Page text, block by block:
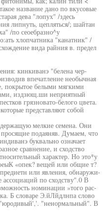
название дано по вкусовые
дева "лопух" /здесь
липнуть, цепляться/; шайтан
/по сеоебразно^у
хлопчатника "канатник" /
вида райния в. предел
кинкиванэ "белена чер-
впечатление необычная
покрытое белыми мягкими
издзющ.ши неприятный
грязновато-белого цвета.
представляют собой
мелкие семена. Они
подаяняв. Думаем, что
буквально означает
сравнение, и сходство
характер. Но это*у
«опек? вещей или общие т?
или явления, обнаружи-
ассоциаций по сходству".0 В
номинации »того рас-
Б словаре Э.йЛйдлнпа слово
"юродивый','. "ненормальный". В